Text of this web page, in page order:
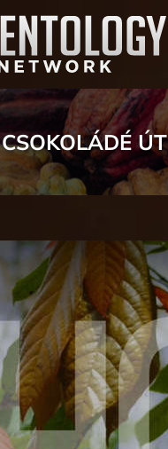
CSOKOLÁDÉ ÚT